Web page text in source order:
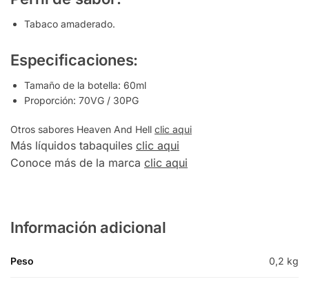
Tabaco amaderado.
Especificaciones:
Tamaño de la botella: 60ml
Proporción: 70VG / 30PG
Otros sabores Heaven And Hell clic aqui
Más líquidos tabaquiles clic aqui
Conoce más de la marca clic aqui
Información adicional
Peso 0,2 kg